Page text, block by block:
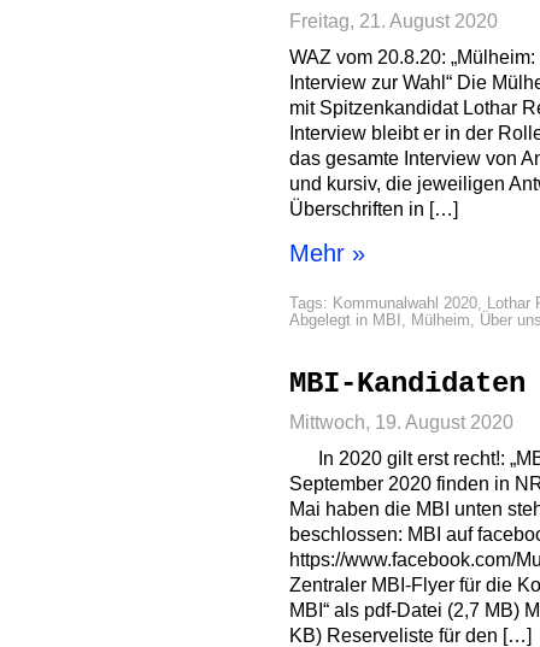
Freitag, 21. August 2020
WAZ vom 20.8.20:
Interview zur Wahl“ Die
mit Spitzenkandidat Lothar
Interview bleibt er in der
das gesamte Interview von
und kursiv, die jeweiligen
Überschriften in […]
Mehr »
Tags: Kommunalwahl 2020, Lothar
Abgelegt in MBI , Mülheim, Über
MBI-Kandidaten
Mittwoch, 19. August 2020
In 2020 gilt erst recht!:
September 2020 finden in
Mai haben die MBI unten
beschlossen: MBI auf
https://www.facebook.com/
Zentraler MBI-Flyer für die
MBI“ als pdf-Datei (2,7 MB)
KB) Reserveliste für den […]